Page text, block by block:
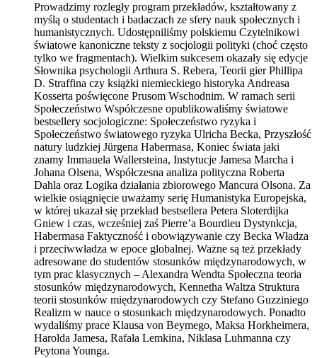
Prowadzimy rozległy program przekładów, kształtowany z
myślą o studentach i badaczach ze sfery nauk społecznych i
humanistycznych. Udostępniliśmy polskiemu Czytelnikowi
światowe kanoniczne teksty z socjologii polityki (choć często
tylko we fragmentach). Wielkim sukcesem okazały się edycje
Słownika psychologii Arthura S. Rebera, Teorii gier Phillipa
D. Straffina czy książki niemieckiego historyka Andreasa
Kosserta poświęcone Prusom Wschodnim. W ramach serii
Społeczeństwo Współczesne opublikowaliśmy światowe
bestsellery socjologiczne: Społeczeństwo ryzyka i
Społeczeństwo światowego ryzyka Ulricha Becka, Przyszłość
natury ludzkiej Jürgena Habermasa, Koniec świata jaki
znamy Immauela Wallersteina, Instytucje Jamesa Marcha i
Johana Olsena, Współczesna analiza polityczna Roberta
Dahla oraz Logika działania zbiorowego Mancura Olsona. Za
wielkie osiągnięcie uważamy serię Humanistyka Europejska,
w której ukazał się przekład bestsellera Petera Sloterdijka
Gniew i czas, wcześniej zaś Pierre’a Bourdieu Dystynkcja,
Habermasa Faktyczność i obowiązywanie czy Becka Władza
i przeciwwładza w epoce globalnej. Ważne są też przekłady
adresowane do studentów stosunków międzynarodowych, w
tym prac klasycznych – Alexandra Wendta Społeczna teoria
stosunków międzynarodowych, Kennetha Waltza Struktura
teorii stosunków międzynarodowych czy Stefano Guzziniego
Realizm w nauce o stosunkach międzynarodowych. Ponadto
wydaliśmy prace Klausa von Beymego, Maksa Horkheimera,
Harolda Jamesa, Rafała Lemkina, Niklasa Luhmanna czy
Peytona Younga.